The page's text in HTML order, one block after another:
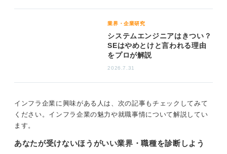
といった、地道で細かい作業も非常に多く、大雑把な性
格の人や、すぐに焦ってしまう人にはつらいかもしれま
実際に、開発の仕事が合わずに苦しんでいた人が、運用
保守の仕事では生き生きと活躍しているというケースも
少なくありません。同じIT業界でも、開発と運用保守と
で、もしIT業界に興味があるのであれば、一つの職種に
業界・企業研究
システムエンジニアはきつい？
SEはやめとけと言われる理由
をプロが解説
2026.7.31
インフラ企業に興味がある人は、次の記事もチェックしてみて
ください。インフラ企業の魅力や就職事情について解説してい
ます。
あなたが受けないほうがいい業界・職種を診断しよう